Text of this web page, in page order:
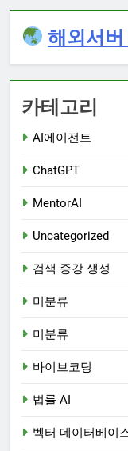
해외서
카테고리
AI에이전트
ChatGPT
MentorAI
Uncategorized
검색 증강 생성
미분류
미분류
바이브코딩
법률 AI
벡터 데이터베이